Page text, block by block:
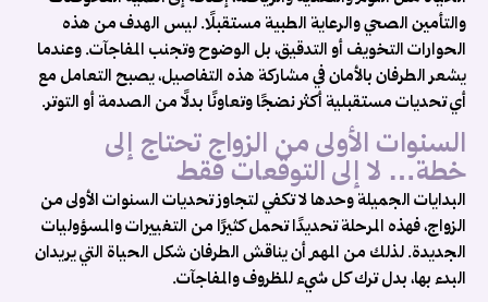
والتأمين الصحي والرعاية الطبية مستقبلًا. ليس الهدف من هذه
الحوارات التخويف أو التدقيق، بل الوضوح وتجنب المفاجآت. وعندما
يشعر الطرفان بالأمان في مشاركة هذه التفاصيل، يصبح التعامل مع
أي تحديات مستقبلية أكثر نضجًا وتعاونًا بدلًا من الصدمة أو التوتر.
السنوات الأولى من الزواج تحتاج إلى
خطة… لا إلى التوقعات فقط
البدايات الجميلة وحدها لا تكفي لتجاوز تحديات السنوات الأولى من
الزواج، فهذه المرحلة تحديدًا تحمل كثيرًا من التغييرات والمسؤوليات
الجديدة. لذلك من المهم أن يناقش الطرفان شكل الحياة التي يريدان
البدء بها، بدل ترك كل شيء للظروف والمفاجآت.